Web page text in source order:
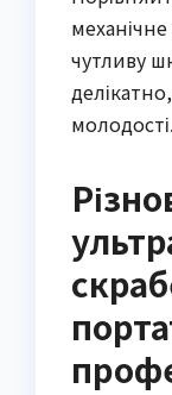
чутливу
молодості.